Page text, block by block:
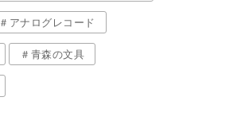
＃アナログレコード
＃青森の文具